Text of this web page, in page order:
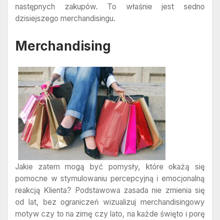
następnych zakupów. To właśnie jest sedno
dzisiejszego merchandisingu.
Merchandising
Jakie zatem mogą być pomysły, które okażą się
pomocne w stymulowaniu percepcyjną i emocjonalną
reakcją Klienta? Podstawowa zasada nie zmienia się
od lat, bez ograniczeń wizualizuj merchandisingowy
motyw czy to na zimę czy lato, na każde święto i porę